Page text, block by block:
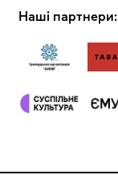
Наші партнери: